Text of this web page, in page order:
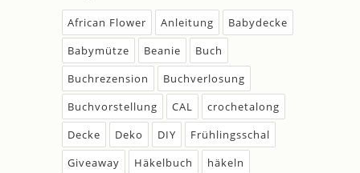
African Flower Anleitung
Babydecke
Babymütze
Beanie
Buch
Buchrezension
Buchverlosung
Buchvorstellung
CAL
crochetalong
Decke
Deko DIY
Frühlingsschal
Giveaway
Häkelbuch
häkeln